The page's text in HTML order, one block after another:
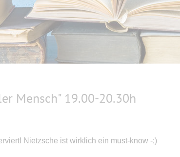
Mensch" 19.00-20.30h
Nietzsche ist wirklich ein must-know -;)